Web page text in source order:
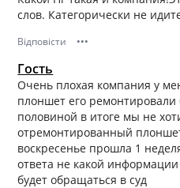
слов. Категорически не
Відповісти •••
Гость
Очень плохая компания у
плоншет его
половиной в итоге мы не
отремонтированный
воскресенье прошла 1
ответа не какой
будет обращаться в суд